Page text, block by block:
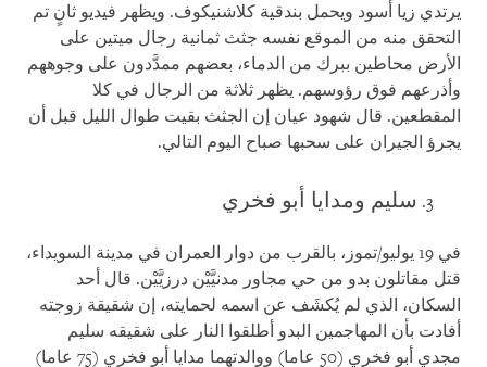
يرتدي زيا أسود ويحمل بندقية كلاشنيكوف. ويظهر فيديو ثانٍ تم
التحقق منه من الموقع نفسه جثث ثمانية رجال ميتين على
الأرض محاطين ببرك من الدماء، بعضهم ممدَّدون على وجوههم
وأذرعهم فوق رؤوسهم. يظهر ثلاثة من الرجال في كلا
المقطعين. قال شهود عيان إن الجثث بقيت طوال الليل قبل أن
يجرؤ الجيران على سحبها صباح اليوم التالي.
سليم ومدايا أبو فخري
في 19 يوليو/تموز، بالقرب من دوار العمران في مدينة السويداء،
قتل مقاتلون بدو من حي مجاور مدنيَّيْن درزيَّيْن. قال أحد
السكان، الذي لم يُكشَف عن اسمه لحمايته، إن شقيقة زوجته
أفادت بأن المهاجمين البدو أطلقوا النار على شقيقه سليم
مجدي أبو فخري (50 عاما) ووالدتهما مدايا أبو فخري (75 عاما)